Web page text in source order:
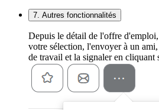
7. Autres fonctionnalités
Depuis le détail de l'offre
votre sélection, l'envoyer à un
de travail et la signaler en cliquant